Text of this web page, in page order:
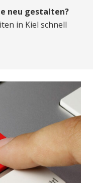
neu gestalten?
in Kiel schnell